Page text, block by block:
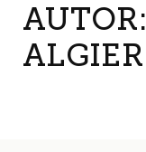
AUTOR:
ALGIER